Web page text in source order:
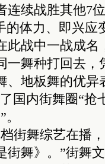
连续战胜其他7
体力、即兴应
此战中一战成名
一舞种打回去，
、地板舞的优异
国内街舞圈“抢
舞综艺在播，
街舞》。”街舞